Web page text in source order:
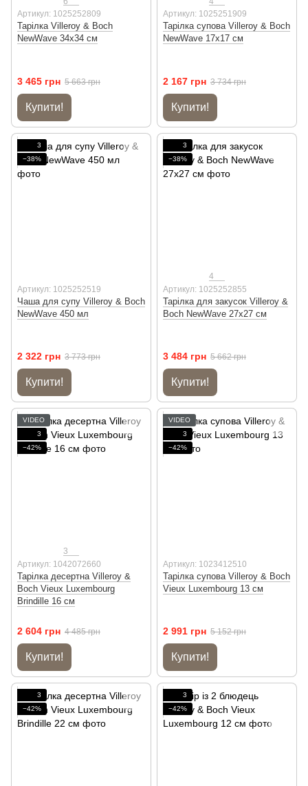
Артикул: 1025252809
Тарілка Villeroy & Boch
NewWave 34х34 см
3 465 грн 5 663 грн
Купити!
Артикул: 1025251909
Тарілка супова Villeroy & Boch
NewWave 17х17 см
2 167 грн 3 734 грн
Купити!
3
−38%
Артикул: 1025252519
Чаша для супу Villeroy & Boch
NewWave 450 мл
2 322 грн 3 773 грн
Купити!
3
−38%
4
Артикул: 1025252855
Тарілка для закусок Villeroy &
Boch NewWave 27х27 см
3 484 грн 5 662 грн
Купити!
VIDEO
3
−42%
3
Артикул: 1042072660
Тарілка десертна Villeroy &
Boch Vieux Luxembourg
Brindille 16 см
2 604 грн 4 485 грн
Купити!
VIDEO
3
−42%
Артикул: 1023412510
Тарілка супова Villeroy & Boch
Vieux Luxembourg 13 см
2 991 грн 5 152 грн
Купити!
3
−42%
3
−42%